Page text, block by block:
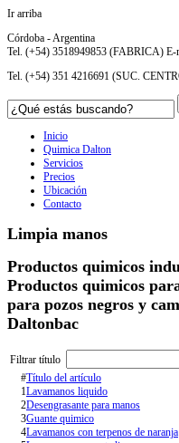
Ir arriba
Córdoba - Argentina
Tel. (+54) 3518949853 (FABRICA) E-
Tel. (+54) 351 4216691 (SUC.
Inicio
Quimica Dalton
Servicios
Precios
Ubicación
Contacto
Limpia manos
Productos quimicos
Productos quimicos
para pozos negros y
Daltonbac
Filtrar título
#Título del artículo
1Lavamanos liquido
2Desengrasante para manos
3Guante quimico
4Lavamanos con terpenos de naranja